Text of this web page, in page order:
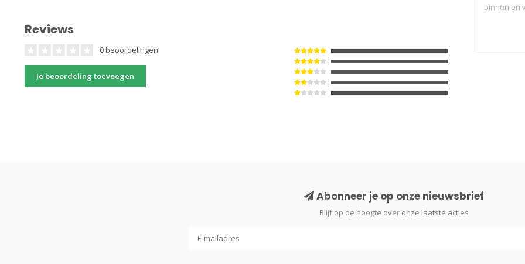
Reviews
0 beoordelingen
Je beoordeling toevoegen
binnen en
Abonneer je op onze nieuwsbrief
Blijf op de hoogte over onze laatste acties